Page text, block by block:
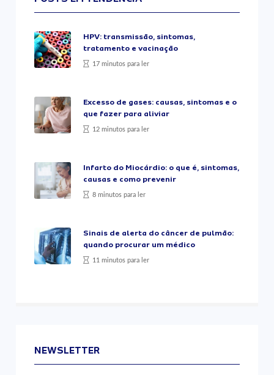
HPV: transmissão, sintomas,
tratamento e vacinação
17 minutos para ler
Excesso de gases: causas, sintomas e o
que fazer para aliviar
12 minutos para ler
Infarto do Miocárdio: o que é, sintomas,
causas e como prevenir
8 minutos para ler
Sinais de alerta do câncer de pulmão:
quando procurar um médico
11 minutos para ler
NEWSLETTER